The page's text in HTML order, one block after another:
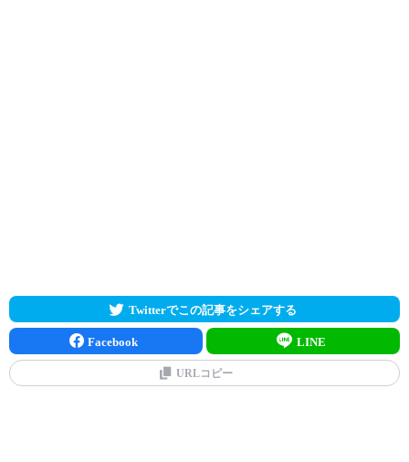
Twitterでこの記事をシェアする
Facebook LINE
URLコピー